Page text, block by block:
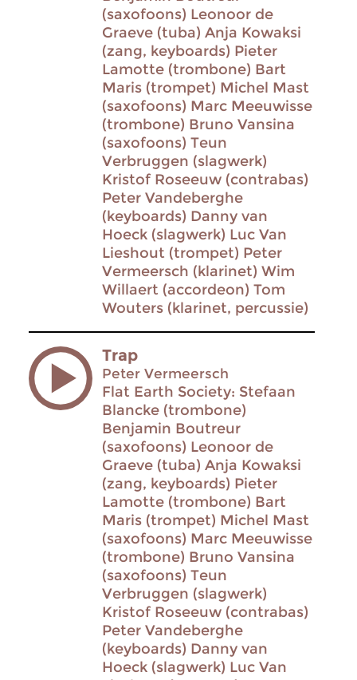
(saxofoons) Leonoor de
Graeve (tuba) Anja Kowaksi
(zang, keyboards) Pieter
Lamotte (trombone) Bart
Maris (trompet) Michel Mast
(saxofoons) Marc Meeuwisse
(trombone) Bruno Vansina
(saxofoons) Teun
Verbruggen (slagwerk)
Kristof Roseeuw (contrabas)
Peter Vandeberghe
(keyboards) Danny van
Hoeck (slagwerk) Luc Van
Lieshout (trompet) Peter
Vermeersch (klarinet) Wim
Willaert (accordeon) Tom
Wouters (klarinet, percussie)
Trap
Peter Vermeersch
Flat Earth Society: Stefaan
Blancke (trombone)
Benjamin Boutreur
(saxofoons) Leonoor de
Graeve (tuba) Anja Kowaksi
(zang, keyboards) Pieter
Lamotte (trombone) Bart
Maris (trompet) Michel Mast
(saxofoons) Marc Meeuwisse
(trombone) Bruno Vansina
(saxofoons) Teun
Verbruggen (slagwerk)
Kristof Roseeuw (contrabas)
Peter Vandeberghe
(keyboards) Danny van
Hoeck (slagwerk) Luc Van